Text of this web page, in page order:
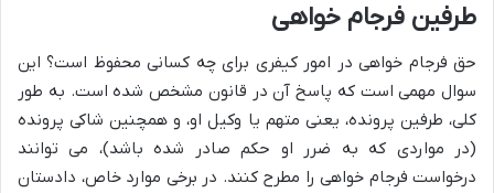
طرفین فرجام خواهی
حق فرجام خواهی در امور کیفری برای چه کسانی محفوظ است؟ این
سوال مهمی است که پاسخ آن در قانون مشخص شده است. به طور
کلی، طرفین پرونده، یعنی متهم یا وکیل او، و همچنین شاکی پرونده
(در مواردی که به ضرر او حکم صادر شده باشد)، می توانند
درخواست فرجام خواهی را مطرح کنند. در برخی موارد خاص، دادستان